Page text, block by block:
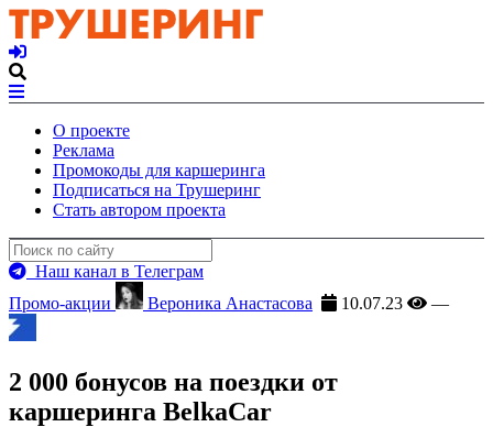
О проекте
Реклама
Промокоды для каршеринга
Подписаться на Трушеринг
Стать автором проекта
Наш канал в Телеграм
Промо-акции
Вероника Анастасова 10.07.23 —
2 000 бонусов на поездки от
каршеринга BelkaCar